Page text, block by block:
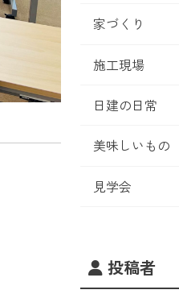
家づくり
施工現場
日建の日常
美味しいもの
見学会
投稿者